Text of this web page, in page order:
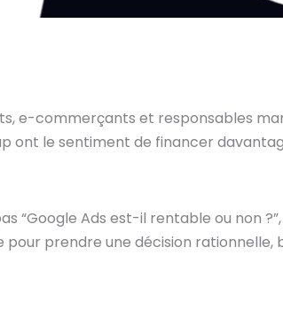
e-commerçants et responsables
ont le sentiment de financer
“Google Ads est-il rentable ou non
prendre une décision rationnelle,